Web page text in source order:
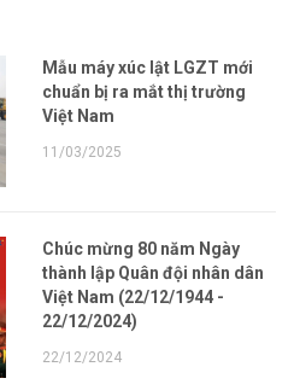
Mẫu máy xúc lật LGZT mới
chuẩn bị ra mắt thị trường
Việt Nam
11/03/2025
Chúc mừng 80 năm Ngày
thành lập Quân đội nhân dân
Việt Nam (22/12/1944 -
22/12/2024)
22/12/2024